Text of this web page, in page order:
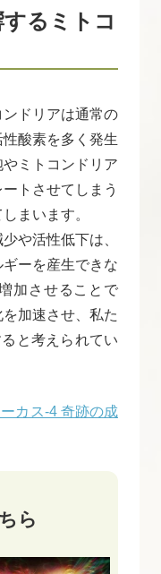
るミトコ
ドリアは通常の
酸素を多く発生
ミトコンドリア
トさせてしまう
まいます。
や活性低下は、
ーを産生できな
加させることで
加速させ、私た
と考えられてい
カス-4 奇跡の成
ら